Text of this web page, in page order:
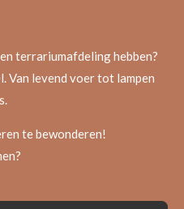
terrariumafdeling hebben?
Van levend voer tot lampen
te bewonderen!